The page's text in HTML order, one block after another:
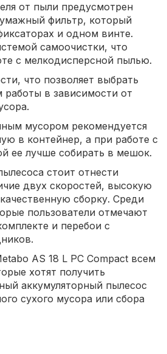
от пыли предусмотрен
фильтр, который
и одном винте.
самоочистки, что
с мелкодисперсной пылью.
что позволяет выбрать
в зависимости от
мусором рекомендуется
в контейнер, а при работе с
ее лучше собирать в мешок.
стоит отнести
двух скоростей, высокую
сборку. Среди
пользователи отмечают
и перебои с
AS 18 L PC Compact всем
хотят получить
аккумуляторный пылесос
сухого мусора или сбора